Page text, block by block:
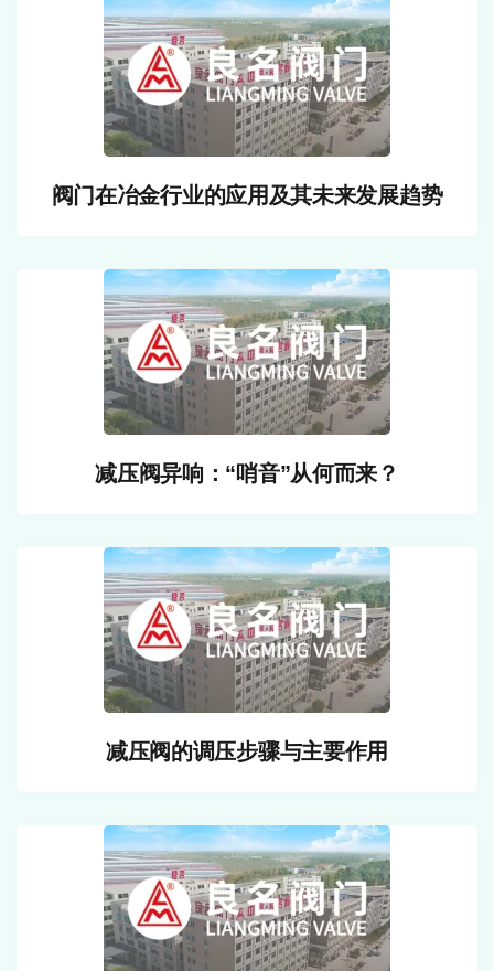
阀门在冶金行业的应用及其未来发展趋势
减压阀异响：“哨音”从何而来？
减压阀的调压步骤与主要作用